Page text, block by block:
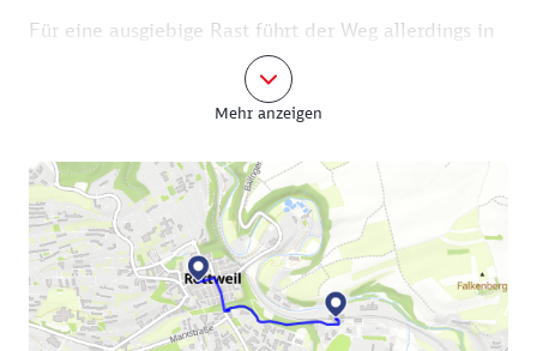
Für eine ausgiebige Rast führt der Weg allerdings in
die entgegengesetzte Richtung, an die Kreuzung
Hauptstraße/ Friedrichsplatz. Hier schlägt das Herz
von Rottweil. Die historische Bebauung versetzt die
das Gasthaus “Zum Goldenen Rad /Rädle”
wundervoll hinein. Es hat täglich außer mittwochs zu
den Zeiten des Mittag- und des Abendessens
geöffnet und dietet die Klassiker der gutgürgerlichen
Küche.
Nach dem Restaurantbesuch geht es durch die
Altstadt zurück zum Bahnhof Rottweil. Der Weg führt
Mehr anzeigen